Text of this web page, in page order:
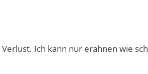
Ich kann nur erahnen wie